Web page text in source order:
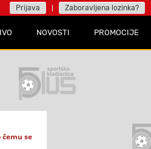
Prijava Zaboravljena lozinka?
NOVOSTI PROMOCIJE
se